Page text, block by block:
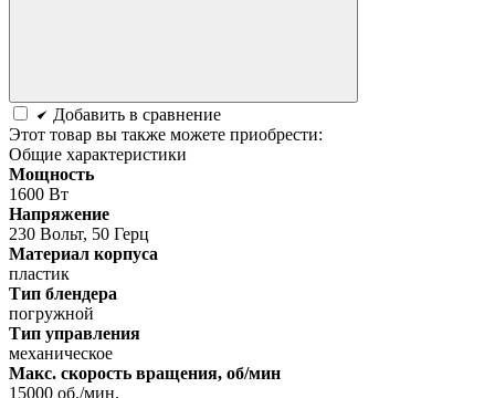
Добавить в сравнение
Этот товар вы также можете приобрести:
Общие характеристики
Мощность
1600 Вт
Напряжение
230 Вольт, 50 Герц
Материал корпуса
пластик
Тип блендера
погружной
Тип управления
механическое
Макс. скорость вращения, об/мин
15000 об./мин.